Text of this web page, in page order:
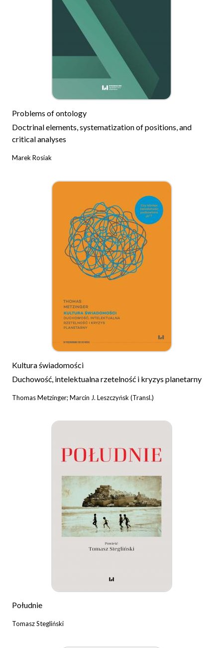
Problems of ontology
Doctrinal elements, systematization of positions, and
critical analyses
Marek Rosiak
Kultura świadomości
Duchowość, intelektualna rzetelność i kryzys planetarny
Thomas Metzinger; Marcin J. Leszczyńsk (Transl.)
Południe
Tomasz Stegliński